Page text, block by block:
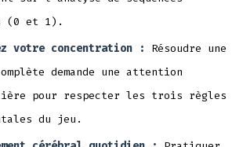
(0 et 1).
votre concentration :
Résoudre une
demande une attention
pour respecter les trois règles
du jeu.